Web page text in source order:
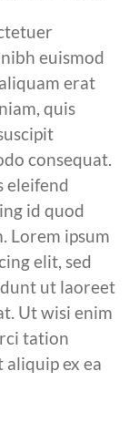
euismod
erat
quis
consequat.
eleifend
id quod
Lorem ipsum
elit, sed
ut laoreet
Ut wisi enim
tation
ex ea